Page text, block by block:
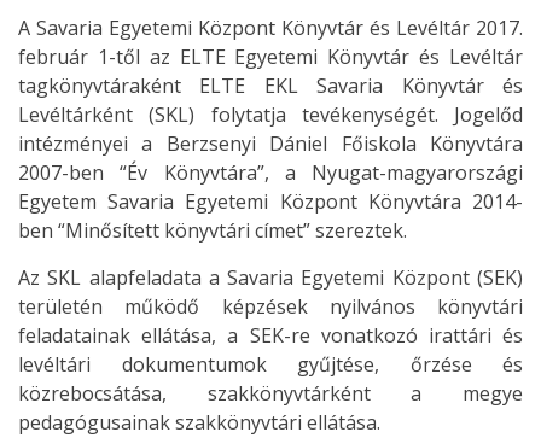
A Savaria Egyetemi Központ Könyvtár és Levéltár 2017.
február 1-től az ELTE Egyetemi Könyvtár és Levéltár
tagkönyvtáraként ELTE EKL Savaria Könyvtár és
Levéltárként (SKL) folytatja tevékenységét. Jogelőd
intézményei a Berzsenyi Dániel Főiskola Könyvtára
2007-ben “Év Könyvtára”, a Nyugat-magyarországi
Egyetem Savaria Egyetemi Központ Könyvtára 2014-
ben “Minősített könyvtári címet” szereztek.
Az SKL alapfeladata a Savaria Egyetemi Központ (SEK)
területén működő képzések nyilvános könyvtári
feladatainak ellátása, a SEK-re vonatkozó irattári és
levéltári dokumentumok gyűjtése, őrzése és
közrebocsátása, szakkönyvtárként a megye
pedagógusainak szakkönyvtári ellátása.